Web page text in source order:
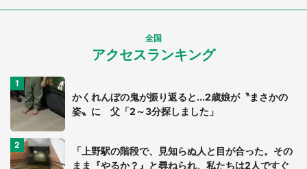
全国
アクセスランキング
かくれんぼの鬼が振り返ると...2歳娘が〝まさかの
姿〟に 父「2～3分探しました」
「上野駅の階段で、見知らぬ人と目が合った。その
まま『やるか？』と尋ねられ、私たちは2人ですぐ